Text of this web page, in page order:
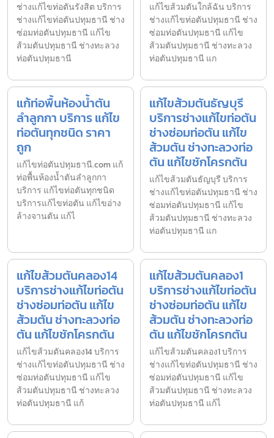
ช่างแก้ไขท่อตันรังสิต บริการ
ช่างแก้ไขท่อตันปทุมธานี ช่าง
ซ่อมท่อตันปทุมธานี แก้ไข
ส้วมตันปทุมธานี ช่างทะลวง
ท่อตันปทุมธานี
แก้ไขส้วมตันใกล้ฉัน บริการ
ช่างแก้ไขท่อตันปทุมธานี ช่าง
ซ่อมท่อตันปทุมธานี แก้ไข
ส้วมตันปทุมธานี ช่างทะลวง
ท่อตันปทุมธานี แก
แก้ท่อพื้นห้องน้ำตัน
ลำลูกกา บริการ แก้ไข
ท่อตันทุกชนิด ราคา
ถูก
แก้ไขท่อตันปทุมธานี.com แก้
ท่อพื้นห้องน้ำตันลำลูกกา
บริการ แก้ไขท่อตันทุกชนิด
บริการแก้ไขท่อตัน แก้ไขอ่าง
ล้างจานตัน แก้ไ
แก้ไขส้วมตันธัญบุรี
บริการช่างแก้ไขท่อตัน
ช่างซ่อมท่อตัน แก้ไข
ส้วมตัน ช่างทะลวงท่อ
ตัน แก้ไขชักโครกตัน
แก้ไขส้วมตันธัญบุรี บริการ
ช่างแก้ไขท่อตันปทุมธานี ช่าง
ซ่อมท่อตันปทุมธานี แก้ไข
ส้วมตันปทุมธานี ช่างทะลวง
ท่อตันปทุมธานี แก
แก้ไขส้วมตันคลอง14
บริการช่างแก้ไขท่อตัน
ช่างซ่อมท่อตัน แก้ไข
ส้วมตัน ช่างทะลวงท่อ
ตัน แก้ไขชักโครกตัน
แก้ไขส้วมตันคลอง14 บริการ
ช่างแก้ไขท่อตันปทุมธานี ช่าง
ซ่อมท่อตันปทุมธานี แก้ไข
ส้วมตันปทุมธานี ช่างทะลวง
ท่อตันปทุมธานี แก้
แก้ไขส้วมตันคลอง1
บริการช่างแก้ไขท่อตัน
ช่างซ่อมท่อตัน แก้ไข
ส้วมตัน ช่างทะลวงท่อ
ตัน แก้ไขชักโครกตัน
แก้ไขส้วมตันคลอง1 บริการ
ช่างแก้ไขท่อตันปทุมธานี ช่าง
ซ่อมท่อตันปทุมธานี แก้ไข
ส้วมตันปทุมธานี ช่างทะลวง
ท่อตันปทุมธานี แก้ไ